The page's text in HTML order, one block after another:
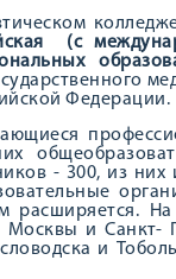
(с
Федерации.
- 300, из
расширяется.
и Санкт-
и